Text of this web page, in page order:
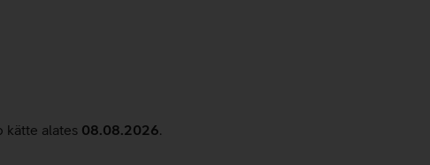
kätte alates 08.08.2026